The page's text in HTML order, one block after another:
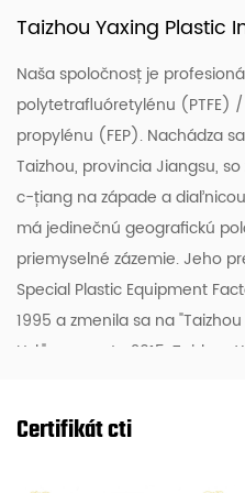
Taizhou Yaxing Plastic
Naša spoločnosť je
polytetrafluóretylénu (PTFE)
propylénu (FEP). Nachádza
Taizhou, provincia Jiangsu,
c-ťiang na západe a
má jedinečnú geografickú
priemyselné zázemie. Jeho
Special Plastic Equipment
1995 a zmenila sa na
Ltd." v auguste 2015. Taizhou
najväčší čínsky výrobca
združenia, je to podnik s
Certifikát cti